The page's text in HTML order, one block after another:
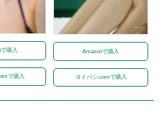
購入
で購入
Amazonで購入
ヨドバシ.comで購入